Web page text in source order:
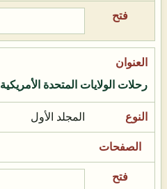
رحلات الولايات المتحدة الأمريكية
المجلد الأول